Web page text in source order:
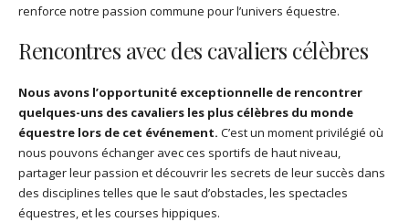
renforce notre passion commune pour l’univers équestre.
Rencontres avec des cavaliers célèbres
Nous avons l’opportunité exceptionnelle de rencontrer
quelques-uns des cavaliers les plus célèbres du monde
équestre lors de cet événement. C’est un moment privilégié où
nous pouvons échanger avec ces sportifs de haut niveau,
partager leur passion et découvrir les secrets de leur succès dans
des disciplines telles que le saut d’obstacles, les spectacles
équestres, et les courses hippiques.